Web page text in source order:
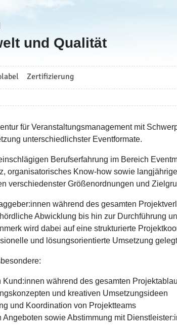
und Qualität
Zertifizierung
für Veranstaltungsmanagement mit
unterschiedlichster Eventformate.
Berufserfahrung im Bereich
organisatorisches Know-how sowie
verschiedenster Größenordnungen und
während des gesamten
Abwicklung bis hin zur Durchführung
wird dabei auf eine strukturierte
und lösungsorientierte Umsetzung
Kund:innen während des gesamten
und kreativen Umsetzungsideen
und Koordination von Projektteams
sowie Abstimmung mit